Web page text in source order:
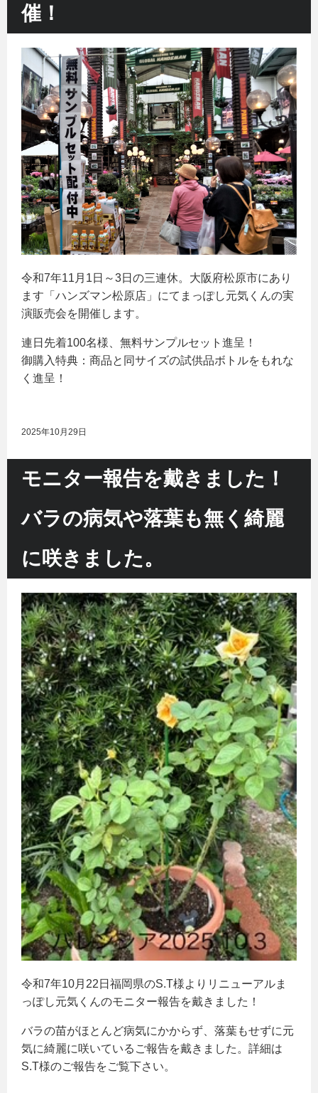
催！
令和7年11月1日～3日の三連休。大阪府松原市にあり
ます「ハンズマン松原店」にてまっぽし元気くんの実
演販売会を開催します。
連日先着100名様、無料サンプルセット進呈！
御購入特典：商品と同サイズの試供品ボトルをもれな
く進呈！
2025年10月29日
モニター報告を戴きました！
バラの病気や落葉も無く綺麗
に咲きました。
令和7年10月22日福岡県のS.T様よりリニューアルま
っぽし元気くんのモニター報告を戴きました！
バラの苗がほとんど病気にかからず、落葉もせずに元
気に綺麗に咲いているご報告を戴きました。詳細は
S.T様のご報告をご覧下さい。